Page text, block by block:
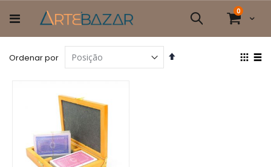
para
o
conteúdo
Cart
0itens
Pesquisa
Ordenar por
Definir
Ver